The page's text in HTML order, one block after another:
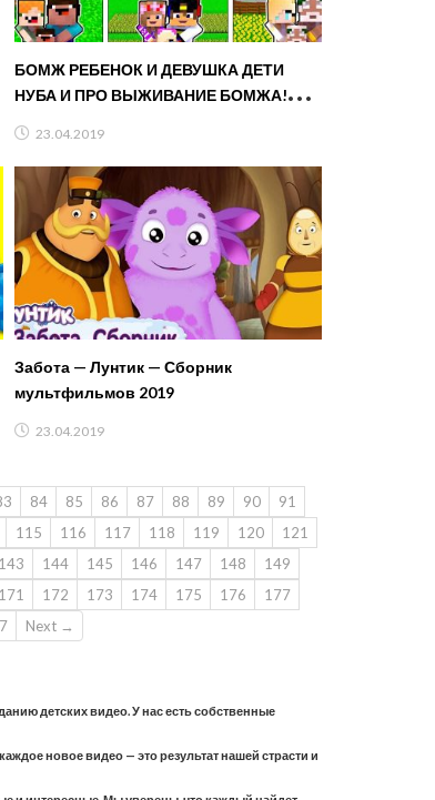
БОМЖ РЕБЕНОК И ДЕВУШКА ДЕТИ
НУБА И ПРО ВЫЖИВАНИЕ БОМЖА!
ВИДЕО ТРОЛЛИНГ
23.04.2019
Забота — Лунтик — Сборник
мультфильмов 2019
23.04.2019
84 85 86 87 88 89 90
91
115 116 117 118 119 120
121
143 144 145 146 147 148
149
171 172 173 174 175 176
177
Next →
детских видео. У нас есть собственные
новое видео — это результат нашей страсти и